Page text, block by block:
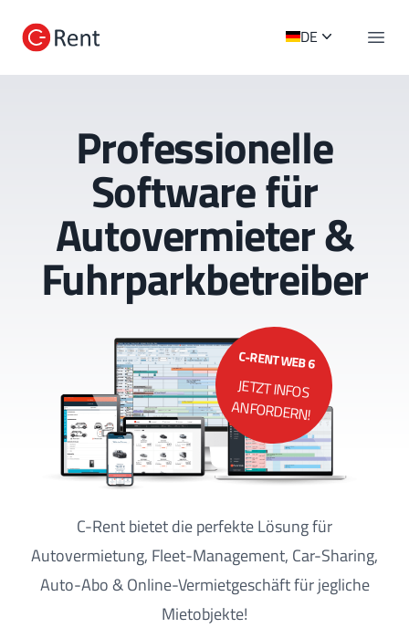
C-Rent Logo DE
Professionelle
Software für
Autovermieter &
Fuhrparkbetreiber
C-Rent bietet die perfekte Lösung für
Autovermietung, Fleet-Management, Car-Sharing,
Auto-Abo & Online-Vermietgeschäft für jegliche
Mietobjekte!
C-RENT WEB 6
JETZT INFOS
ANFORDERN!